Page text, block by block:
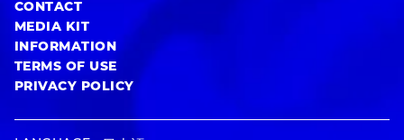
CONTACT
MEDIA KIT
INFORMATION
TERMS OF USE
PRIVACY POLICY